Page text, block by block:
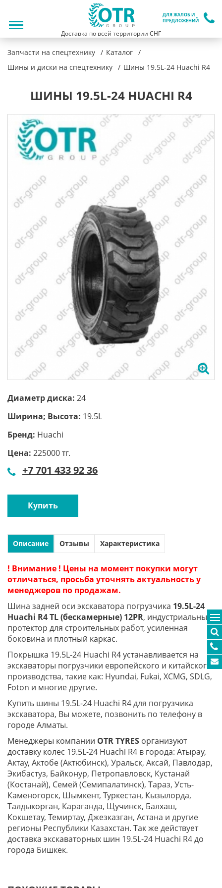
ДЛЯ ЖАЛОБ И
ПРЕДЛОЖЕНИЙ
Доставка по всей территории СНГ
Запчасти на спецтехнику
Каталог
Шины и диски на спецтехнику
Шины 19.5L-24 Huachi R4
ШИНЫ 19.5L-24 HUACHI R4
Диаметр диска: 24
Ширина; Высота: 19.5L
Бренд: Huachi
Цена: 225000 тг.
+7 701 433 92 36
Купить
Описание Отзывы Характеристика
! Внимание ! Цены на момент покупки могут
отличаться, просьба уточнять актуальность у
менеджеров по продажам.
Шина задней оси экскаватора погрузчика 19.5L-24
Huachi R4 TL (бескамерные) 12PR, индустриальный
протектор для строительных работ, усиленная
боковина и плотный каркас.
Покрышка 19.5L-24 Huachi R4 устанавливается на
экскаваторы погрузчики европейского и китайского
производства, такие как: Hyundai, Fukai, XCMG, SDLG,
Foton и многие другие.
Купить шины 19.5L-24 Huachi R4 для погрузчика
экскаватора, Вы можете, позвонить по телефону в
городе Алматы.
Менеджеры компании OTR TYRES организуют
доставку колес 19.5L-24 Huachi R4 в города: Атырау,
Актау, Актобе (Актюбинск), Уральск, Аксай, Павлодар,
Экибастуз, Байконур, Петропавловск, Кустанай
(Костанай), Семей (Семипалатинск), Тараз, Усть-
Каменогорск, Шымкент, Туркестан, Кызылорда,
Талдыкорган, Караганда, Щучинск, Балхаш,
Кокшетау, Темиртау, Джезказган, Астана и другие
регионы Республики Казахстан. Так же действует
доставка экскаваторных шин 19.5L-24 Huachi R4 до
города Бишкек.